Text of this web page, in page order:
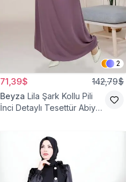
2
71,39$ 142,79$
Beyza Lila Şark Kollu Pili
İnci Detaylı Tesettür Abiye